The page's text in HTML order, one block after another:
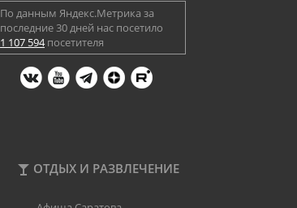
По данным Яндекс.Метрика за
последние 30 дней нас посетило
1 107 594посетителя
ОТДЫХ И РАЗВЛЕЧЕНИЕ